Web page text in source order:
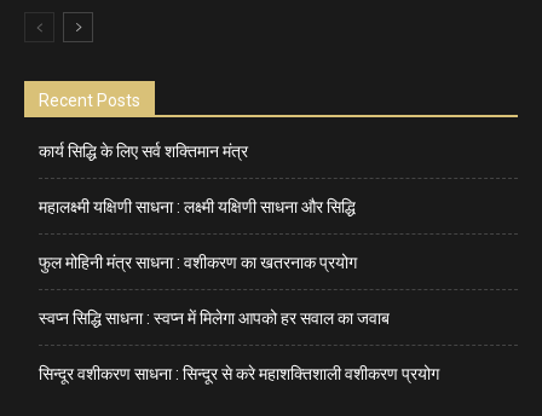
Recent Posts
कार्य सिद्धि के लिए सर्व शक्तिमान मंत्र
महालक्ष्मी यक्षिणी साधना : लक्ष्मी यक्षिणी साधना और सिद्धि
फुल मोहिनी मंत्र साधना : वशीकरण का खतरनाक प्रयोग
स्वप्न सिद्धि साधना : स्वप्न में मिलेगा आपको हर सवाल का जवाब
सिन्दूर वशीकरण साधना : सिन्दूर से करे महाशक्तिशाली वशीकरण प्रयोग